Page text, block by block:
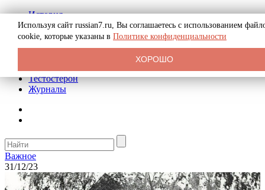
История
Биография
Криминал
Реклама на сайте
Тестостерон
Журналы
Важное
31/12/23
Используя сайт russian7.ru, Вы соглашаетесь с использованием
cookie, которые указаны в Политике конфиденциальности
ХОРОШО